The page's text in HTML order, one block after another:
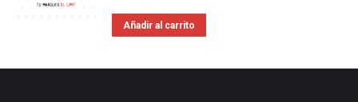
Añadir al carrito